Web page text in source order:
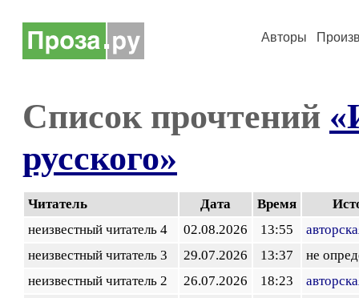
Авторы
Список прочтений
русского»
Читатель Дата Время
неизвестный читатель 4
02.08.2026 13:55
неизвестный читатель 3
29.07.2026 13:37
не
неизвестный читатель 2
26.07.2026 18:23